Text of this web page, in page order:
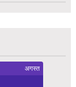
अगस्त